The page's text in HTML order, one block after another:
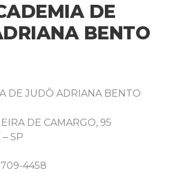
DE
BENTO
DE CAMARGO, 95
SP
4458